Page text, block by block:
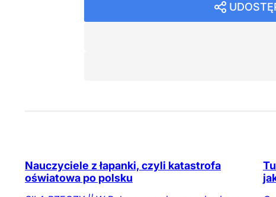
Nauczyciele z łapanki, czyli katastrofa
oświatowa po polsku